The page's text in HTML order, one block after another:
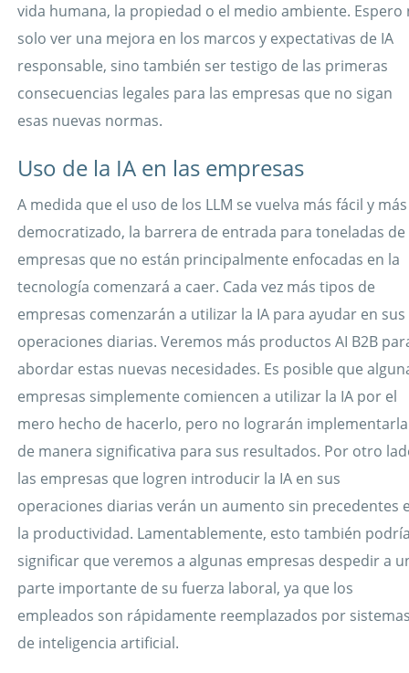
vida humana, la propiedad o el medio ambiente. Espero
solo ver una mejora en los marcos y expectativas de IA
responsable, sino también ser testigo de las primeras
consecuencias legales para las empresas que no sigan
esas nuevas normas.
Uso de la IA en las empresas
A medida que el uso de los LLM se vuelva más fácil y más
democratizado, la barrera de entrada para toneladas de
empresas que no están principalmente enfocadas en la
tecnología comenzará a caer. Cada vez más tipos de
empresas comenzarán a utilizar la IA para ayudar en sus
operaciones diarias. Veremos más productos AI B2B
abordar estas nuevas necesidades. Es posible que
empresas simplemente comiencen a utilizar la IA por el
mero hecho de hacerlo, pero no lograrán implementarla
de manera significativa para sus resultados. Por otro
las empresas que logren introducir la IA en sus
operaciones diarias verán un aumento sin precedentes
la productividad. Lamentablemente, esto también
significar que veremos a algunas empresas despedir a
parte importante de su fuerza laboral, ya que los
empleados son rápidamente reemplazados por
de inteligencia artificial.